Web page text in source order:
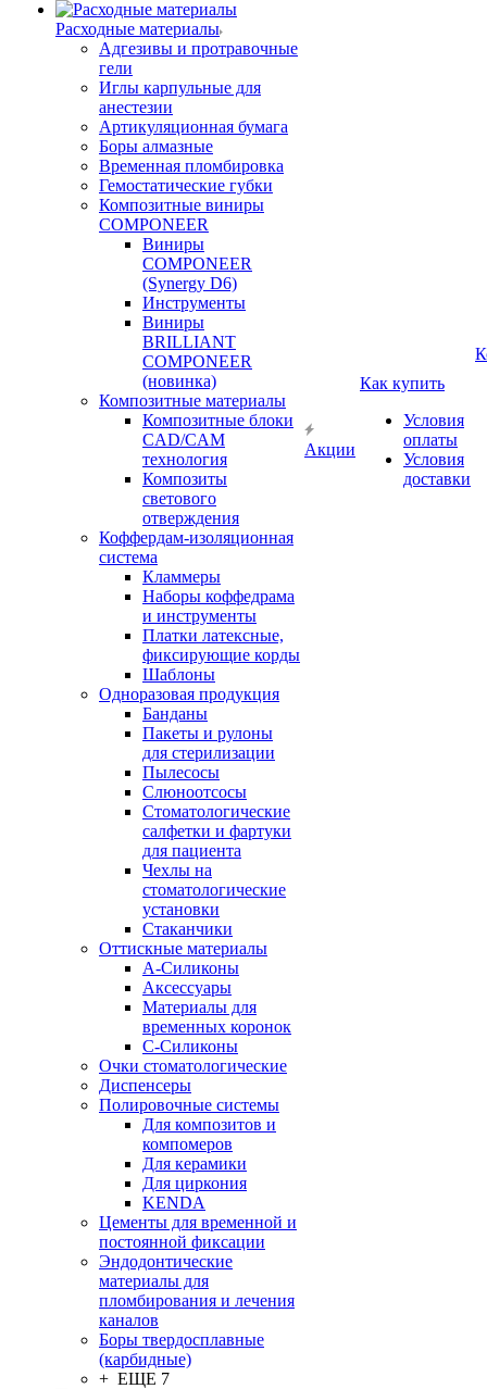
Расходные материалы
Адгезивы и протравочные
гели
Иглы карпульные для
анестезии
Артикуляционная бумага
Боры алмазные
Временная пломбировка
Гемостатические губки
Композитные виниры
COMPONEER
Виниры
COMPONEER
(Synergy D6)
Инструменты
Виниры
BRILLIANT
COMPONEER
(новинка)
Композитные материалы
Композитные блоки
CAD/СAM
технология
Композиты
светового
отверждения
Коффердам-изоляционная
система
Кламмеры
Наборы коффедрама
и инструменты
Платки латексные,
фиксирующие корды
Шаблоны
Одноразовая продукция
Банданы
Пакеты и рулоны
для стерилизации
Пылесосы
Слюноотсосы
Стоматологические
салфетки и фартуки
для пациента
Чехлы на
стоматологические
установки
Стаканчики
Оттискные материалы
А-Силиконы
Аксессуары
Материалы для
временных коронок
С-Силиконы
Очки стоматологические
Диспенсеры
Полировочные системы
Для композитов и
компомеров
Для керамики
Для циркония
KENDA
Цементы для временной и
постоянной фиксации
Эндодонтические
материалы для
пломбирования и лечения
каналов
Боры твердосплавные
(карбидные)
+ ЕЩЕ 7
Акции
Как купить
Условия
оплаты
Условия
доставки